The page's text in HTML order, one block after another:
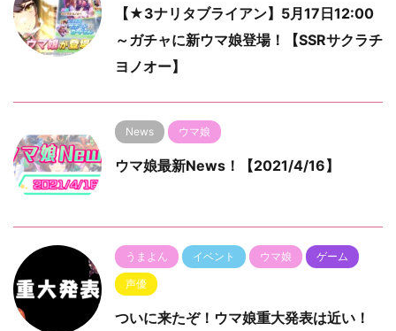
【★3ナリタブライアン】5月17日12:00
～ガチャに新ウマ娘登場！【SSRサクラチ
ヨノオー】
News ウマ娘
ウマ娘最新News！【2021/4/16】
うまよん イベント ウマ娘 ゲーム
声優
ついに来たぞ！ウマ娘重大発表は近い！